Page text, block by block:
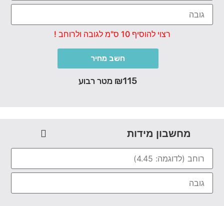
רצוי להוסיף 10 ס"מ לגובה ולרוחב !
חשב מחיר
₪115 מטר רבוע
מחשבון מידות